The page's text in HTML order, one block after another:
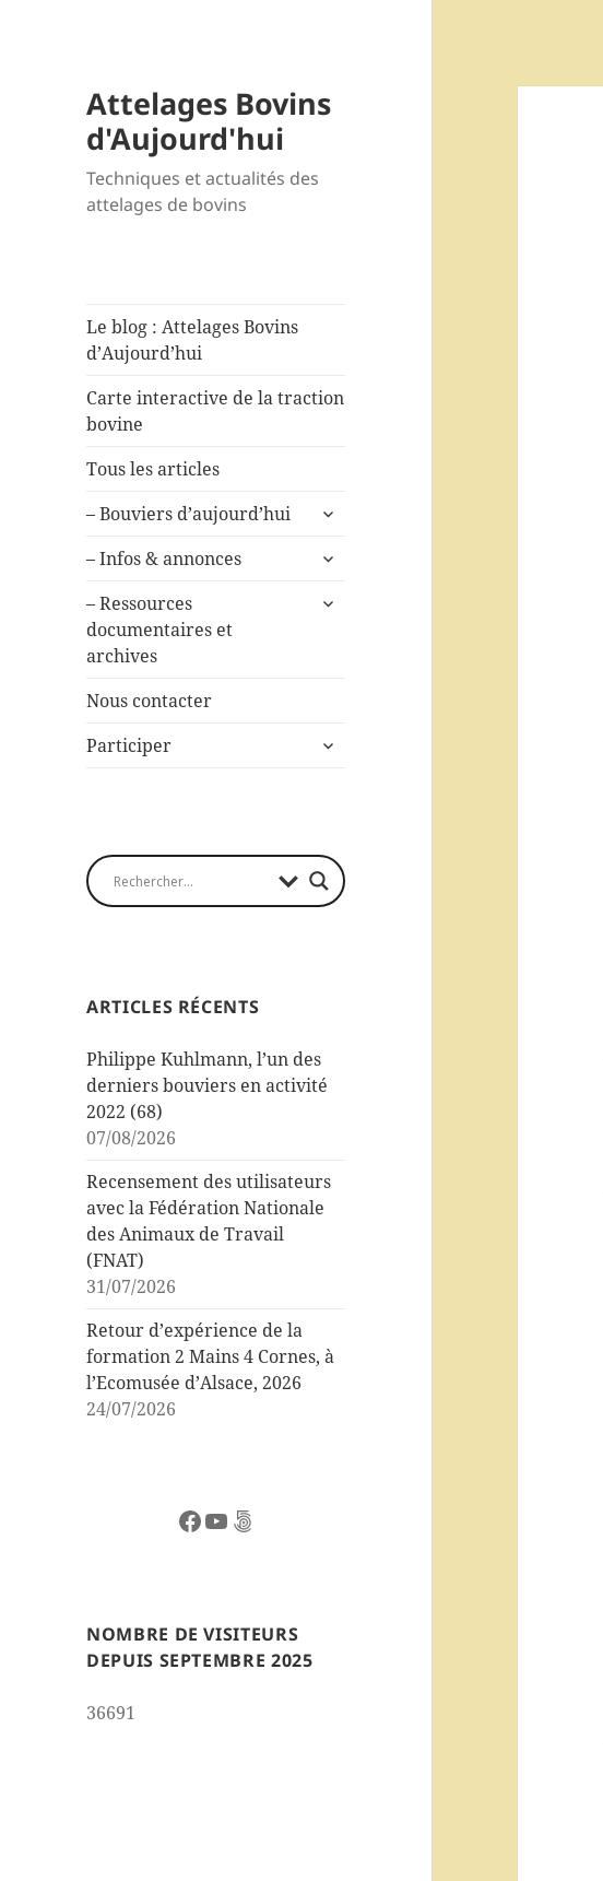
Attelages Bovins
d'Aujourd'hui
Techniques et actualités des
attelages de bovins
Le blog : Attelages Bovins
d’Aujourd’hui
Carte interactive de la traction
bovine
Tous les articles
– Bouviers d’aujourd’hui
ouvrir
sous-
– Infos & annonces
ouvrir
sous-
– Ressources
documentaires et
archives
ouvrir
Nous contacter
Participer
ouvrir
ARTICLES RÉCENTS
Philippe Kuhlmann, l’un des
derniers bouviers en activité
2022 (68)
07/08/2026
Recensement des utilisateurs
avec la Fédération Nationale
des Animaux de Travail
(FNAT)
31/07/2026
Retour d’expérience de la
formation 2 Mains 4 Cornes, à
l’Ecomusée d’Alsace, 2026
24/07/2026
Facebook
YouTube
500px
NOMBRE DE VISITEURS
DEPUIS SEPTEMBRE 2025
36691